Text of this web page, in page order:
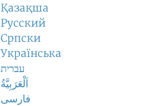
Қазақша
Русский
Српски
Українська
עברית
اَلْعَرَبِيَّةُ
فارسی